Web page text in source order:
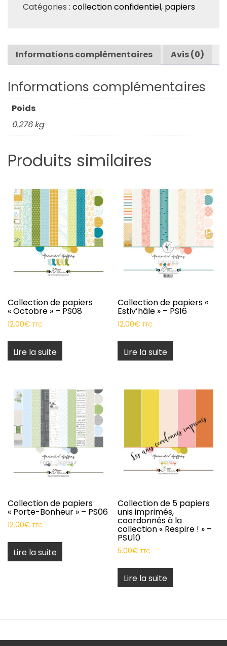
Catégories : collection confidentiel, papiers
Informations complémentaires Avis (0)
Informations complémentaires
Poids
0.276 kg
Produits similaires
Collection de papiers
« Octobre » – PS08
12.00€ TTC
Lire la suite
Collection de papiers «
Estiv’hâle » – PS16
12.00€ TTC
Lire la suite
Collection de papiers
« Porte-Bonheur » – PS06
12.00€ TTC
Lire la suite
Collection de 5 papiers
unis imprimés,
coordonnés à la
collection « Respire ! » –
PSU10
5.00€ TTC
Lire la suite